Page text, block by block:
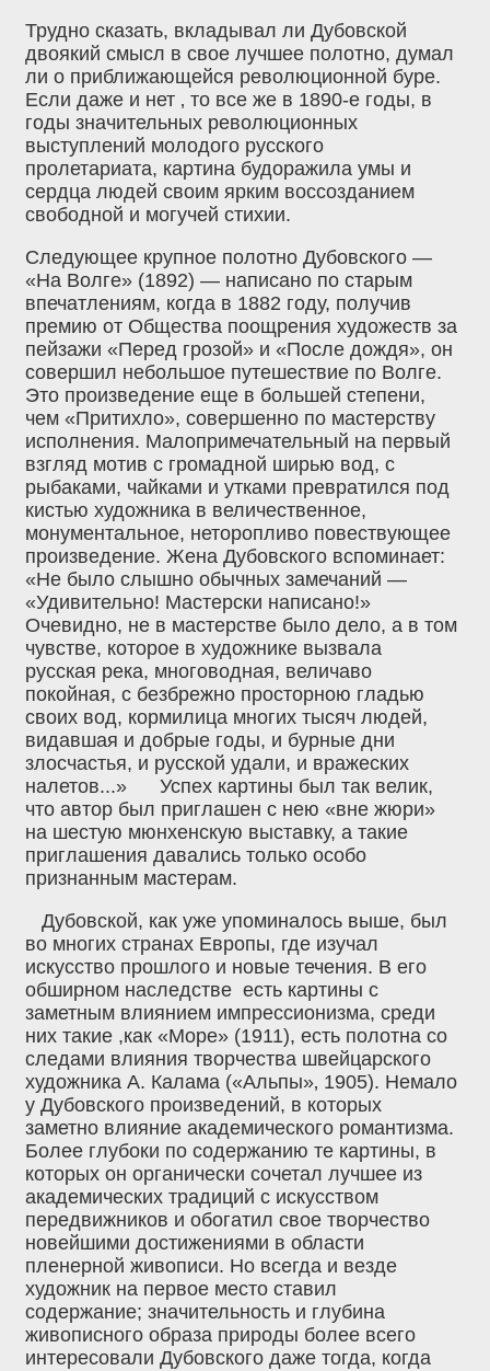
Трудно сказать, вкладывал ли Дубовской
двоякий смысл в свое лучшее полотно, думал
ли о приближающейся революционной буре.
Если даже и нет ‚ то все же в 1890-е годы, в
годы значительных революционных
выступлений молодого русского
пролетариата, картина будоражила умы и
сердца людей своим ярким воссозданием
свободной и могучей стихии.
Следующее крупное полотно Дубовского —
«На Волге» (1892) — написано по старым
впечатлениям, когда в 1882 году, получив
премию от Общества поощрения художеств за
пейзажи «Перед грозой» и «После дождя», он
совершил небольшое путешествие по Волге.
Это произведение еще в большей степени,
чем «Притихло», совершенно по мастерству
исполнения. Малопримечательный на первый
взгляд мотив с громадной ширью вод, с
рыбаками, чайками и утками превратился под
кистью художника в величественное,
монументальное, неторопливо повествующее
произведение. Жена Дубовского вспоминает:
«Не было слышно обычных замечаний —
«Удивительно! Мастерски написано!»
Очевидно, не в мастерстве было дело, а в том
чувстве, которое в художнике вызвала
русская река, многоводная, величаво
покойная, с безбрежно просторною гладью
своих вод, кормилица многих тысяч людей,
видавшая и добрые годы, и бурные дни
злосчастья, и русской удали, и вражеских
налетов...» Успех картины был так велик,
что автор был приглашен с нею «вне жюри»
на шестую мюнхенскую выставку, а такие
приглашения давались только особо
признанным мастерам.
Дубовской, как уже упоминалось выше, был
во многих странах Европы, где изучал
искусство прошлого и новые течения. В его
обширном наследстве есть картины с
заметным влиянием импрессионизма, среди
них такие ,как «Море» (1911), есть полотна со
следами влияния творчества швейцарского
художника А. Калама («Альпы»‚ 1905). Немало
у Дубовского произведений, в которых
заметно влияние академического романтизма.
Более глубоки по содержанию те картины, в
которых он органически сочетал лучшее из
академических традиций с искусством
передвижников и обогатил свое творчество
новейшими достижениями в области
пленерной живописи. Но всегда и везде
художник на первое место ставил
содержание; значительность и глубина
живописного образа природы более всего
интересовали Дубовского даже тогда, когда